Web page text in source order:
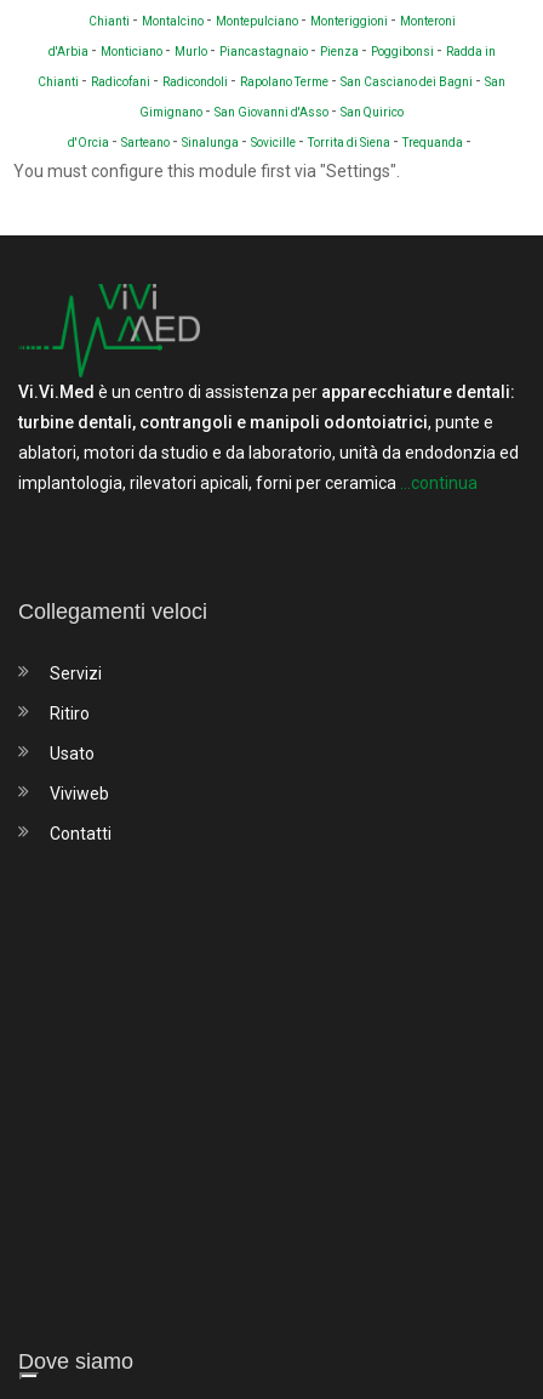
Chianti - Montalcino - Montepulciano - Monteriggioni - Monteroni
d'Arbia - Monticiano - Murlo - Piancastagnaio - Pienza - Poggibonsi - Radda in
Chianti - Radicofani - Radicondoli - Rapolano Terme - San Casciano dei Bagni - San
Gimignano - San Giovanni d'Asso - San Quirico
d'Orcia - Sarteano - Sinalunga - Sovicille -Torrita di Siena -Trequanda -
You must configure this module first via "Settings".
Vi.Vi.Med è un centro di assistenza per apparecchiature dentali:
turbine dentali, contrangoli e manipoli odontoiatrici, punte e
ablatori, motori da studio e da laboratorio, unità da endodonzia ed
implantologia, rilevatori apicali, forni per ceramica ...continua
Collegamenti veloci
Servizi
Ritiro
Usato
Viviweb
Contatti
Dove siamo